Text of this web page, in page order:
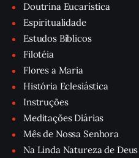
Doutrina Eucarística
Espiritualidade
Estudos Bíblicos
Filotéia
Flores a Maria
História Eclesiástica
Instruções
Meditações Diárias
Mês de Nossa Senhora
Na Linda Natureza de Deus